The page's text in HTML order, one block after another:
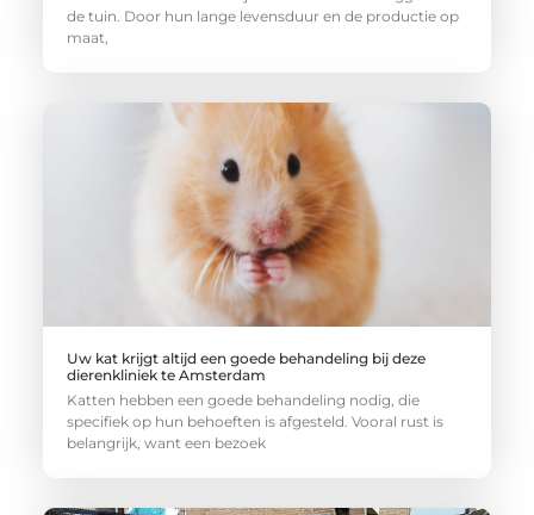
de tuin. Door hun lange levensduur en de productie op
maat,
Uw kat krijgt altijd een goede behandeling bij deze
dierenkliniek te Amsterdam
Katten hebben een goede behandeling nodig, die
specifiek op hun behoeften is afgesteld. Vooral rust is
belangrijk, want een bezoek